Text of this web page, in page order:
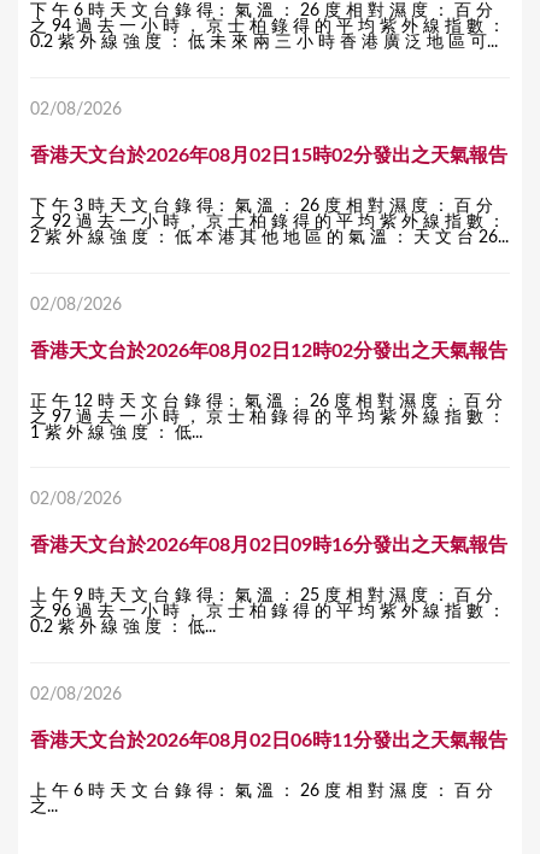
下 午 6 時 天 文 台 錄 得： 氣 溫 ： 26 度 相 對 濕 度 ： 百 分
之 94 過 去 一 小 時 ， 京 士 柏 錄 得 的 平 均 紫 外 線 指 數 ：
0.2 紫 外 線 強 度 ： 低 未 來 兩 三 小 時 香 港 廣 泛 地 區 可...
02/08/2026
香港天文台於2026年08月02日15時02分發出之天氣報告
下 午 3 時 天 文 台 錄 得： 氣 溫 ： 26 度 相 對 濕 度 ： 百 分
之 92 過 去 一 小 時 ， 京 士 柏 錄 得 的 平 均 紫 外 線 指 數 ：
2 紫 外 線 強 度 ： 低 本 港 其 他 地 區 的 氣 溫 ： 天 文 台 26...
02/08/2026
香港天文台於2026年08月02日12時02分發出之天氣報告
正 午 12 時 天 文 台 錄 得： 氣 溫 ： 26 度 相 對 濕 度 ： 百 分
之 97 過 去 一 小 時 ， 京 士 柏 錄 得 的 平 均 紫 外 線 指 數 ：
1 紫 外 線 強 度 ： 低...
02/08/2026
香港天文台於2026年08月02日09時16分發出之天氣報告
上 午 9 時 天 文 台 錄 得： 氣 溫 ： 25 度 相 對 濕 度 ： 百 分
之 96 過 去 一 小 時 ， 京 士 柏 錄 得 的 平 均 紫 外 線 指 數 ：
0.2 紫 外 線 強 度 ： 低...
02/08/2026
香港天文台於2026年08月02日06時11分發出之天氣報告
上 午 6 時 天 文 台 錄 得： 氣 溫 ： 26 度 相 對 濕 度 ： 百 分
之...